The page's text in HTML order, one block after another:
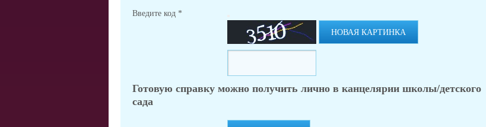
Введите код *
НОВАЯ КАРТИНКА
Готовую справку можно получить лично в канцелярии школы/детского
сада